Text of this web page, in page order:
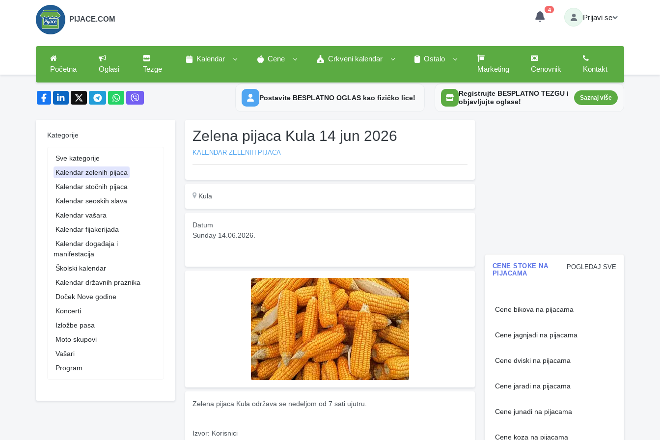
PIJACE.COM
4
Prijavi se
Početna Oglasi Tezge
Kalendar Cene Crkveni kalendar
Ostalo
Marketing
Cenovnik Kontakt
Postavite BESPLATNO OGLAS kao fizičko lice!
Registrujte BESPLATNO TEZGU i
objavljujte oglase!
Saznaj više
Kategorije
Sve kategorije
Kalendar zelenih pijaca
Kalendar stočnih pijaca
Kalendar seoskih slava
Kalendar vašara
Kalendar fijakerijada
Kalendar događaja i
manifestacija
Školski kalendar
Kalendar državnih praznika
Doček Nove godine
Koncerti
Izložbe pasa
Moto skupovi
Vašari
Program
Zelena pijaca Kula 14 jun 2026
KALENDAR ZELENIH PIJACA
Kula
Datum
Sunday 14.06.2026.
Zelena pijaca Kula održava se nedeljom od 7 sati ujutru.
Izvor: Korisnici
POGLEDAJ SVE
CENE STOKE NA
PIJACAMA
Cene bikova na pijacama
Cene jagnjadi na pijacama
Cene dviski na pijacama
Cene jaradi na pijacama
Cene junadi na pijacama
Cene koza na pijacama